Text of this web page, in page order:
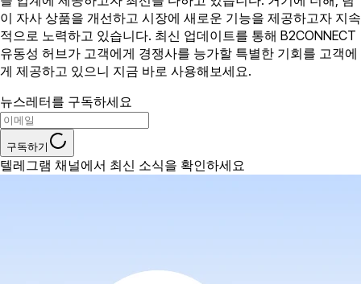
이 자사 상품을 개선하고 시장에 새로운 기능을 제공하고자 지속
적으로 노력하고 있습니다. 최신 업데이트를 통해 B2CONNECT
유동성 허브가 고객에게 경쟁사를 능가할 특별한 기회를 고객에
게 제공하고 있으니 지금 바로 사용해보세요.
뉴스레터를 구독하세요
구독하기
텔레그램 채널에서 최신 소식을 확인하세요